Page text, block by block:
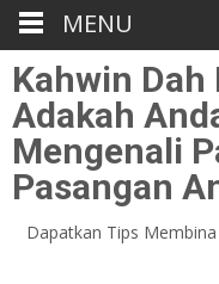
Kahwin Dah
Adakah
Mengenali
Pasangan
Dapatkan Tips
MENU